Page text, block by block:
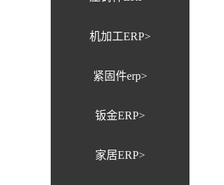
机加工ERP>
紧固件erp>
钣金ERP>
家居ERP>